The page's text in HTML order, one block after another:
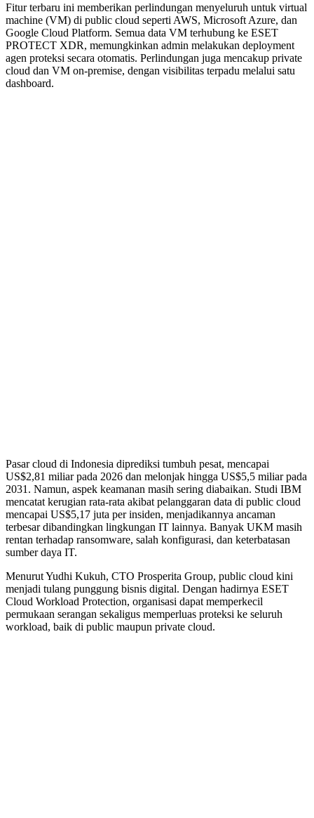
Fitur terbaru ini memberikan perlindungan menyeluruh untuk virtual
machine (VM) di public cloud seperti AWS, Microsoft Azure, dan
Google Cloud Platform. Semua data VM terhubung ke ESET
PROTECT XDR, memungkinkan admin melakukan deployment
agen proteksi secara otomatis. Perlindungan juga mencakup private
cloud dan VM on-premise, dengan visibilitas terpadu melalui satu
dashboard.
Pasar cloud di Indonesia diprediksi tumbuh pesat, mencapai
US$2,81 miliar pada 2026 dan melonjak hingga US$5,5 miliar pada
2031. Namun, aspek keamanan masih sering diabaikan. Studi IBM
mencatat kerugian rata-rata akibat pelanggaran data di public cloud
mencapai US$5,17 juta per insiden, menjadikannya ancaman
terbesar dibandingkan lingkungan IT lainnya. Banyak UKM masih
rentan terhadap ransomware, salah konfigurasi, dan keterbatasan
sumber daya IT.
Menurut Yudhi Kukuh, CTO Prosperita Group, public cloud kini
menjadi tulang punggung bisnis digital. Dengan hadirnya ESET
Cloud Workload Protection, organisasi dapat memperkecil
permukaan serangan sekaligus memperluas proteksi ke seluruh
workload, baik di public maupun private cloud.